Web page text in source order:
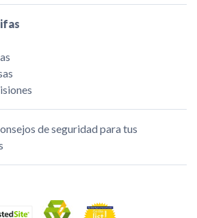
de seguridad para tus